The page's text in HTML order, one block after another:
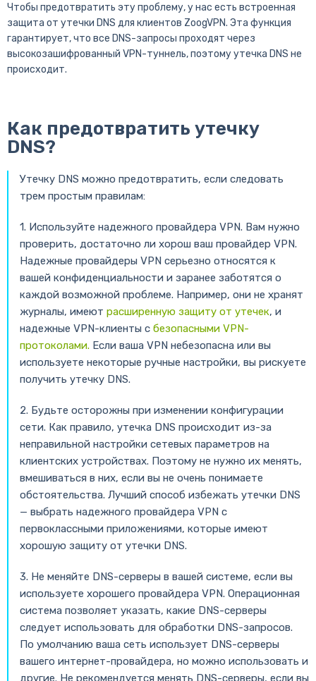
Чтобы предотвратить эту проблему, у нас есть встроенная
защита от утечки DNS для клиентов ZoogVPN. Эта функция
гарантирует, что все DNS-запросы проходят через
высокозашифрованный VPN-туннель, поэтому утечка DNS не
происходит.
Как предотвратить утечку
DNS?
Утечку DNS можно предотвратить, если следовать
трем простым правилам:
1. Используйте надежного провайдера VPN. Вам нужно
проверить, достаточно ли хорош ваш провайдер VPN.
Надежные провайдеры VPN серьезно относятся к
вашей конфиденциальности и заранее заботятся о
каждой возможной проблеме. Например, они не хранят
журналы, имеют расширенную защиту от утечек, и
надежные VPN-клиенты с безопасными VPN-
протоколами. Если ваша VPN небезопасна или вы
используете некоторые ручные настройки, вы рискуете
получить утечку DNS.
2. Будьте осторожны при изменении конфигурации
сети. Как правило, утечка DNS происходит из-за
неправильной настройки сетевых параметров на
клиентских устройствах. Поэтому не нужно их менять,
вмешиваться в них, если вы не очень понимаете
обстоятельства. Лучший способ избежать утечки DNS
— выбрать надежного провайдера VPN с
первоклассными приложениями, которые имеют
хорошую защиту от утечки DNS.
3. Не меняйте DNS-серверы в вашей системе, если вы
используете хорошего провайдера VPN. Операционная
система позволяет указать, какие DNS-серверы
следует использовать для обработки DNS-запросов.
По умолчанию ваша сеть использует DNS-серверы
вашего интернет-провайдера, но можно использовать и
другие. Не рекомендуется менять DNS-серверы, если вы